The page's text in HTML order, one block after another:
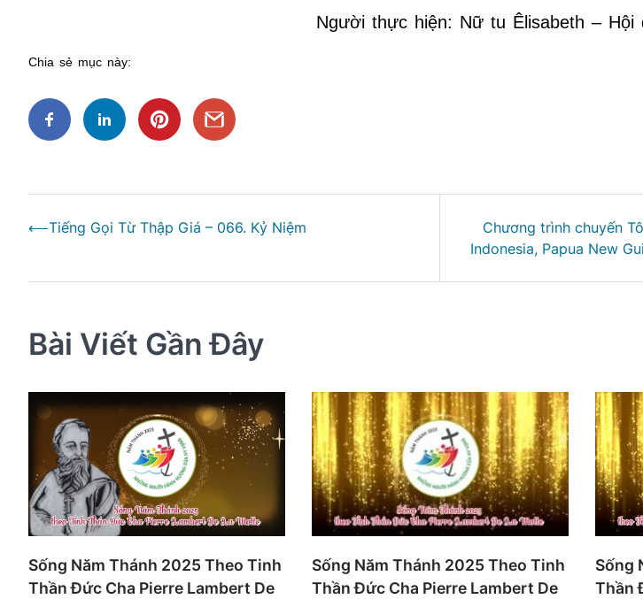
Người thực hiện: Nữ tu Êlisabeth – Hội
Chia sẻ mục này:
hướng
viết
⟵Tiếng Gọi Từ Thập Giá – 066. Kỷ Niệm
Chương trình chuyến
Indonesia, Papua New
Bài Viết Gần Đây
Sống Năm Thánh 2025 Theo Tinh
Thần Đức Cha Pierre Lambert De
Sống Năm Thánh 2025 Theo Tinh
Thần Đức Cha Pierre Lambert De
Sống
Thần